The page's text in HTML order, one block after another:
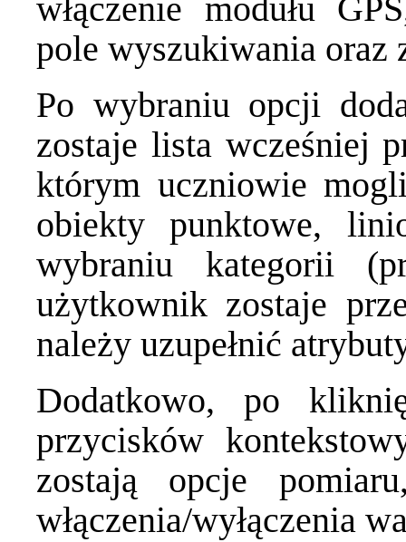
włączenie modułu
pole wyszukiwania oraz
Po wybraniu opcji
zostaje lista wcześniej
którym uczniowie
obiekty punktowe,
wybraniu kategorii
użytkownik zostaje
należy uzupełnić
Dodatkowo, po
przycisków
zostają opcje
włączenia/wyłączenia